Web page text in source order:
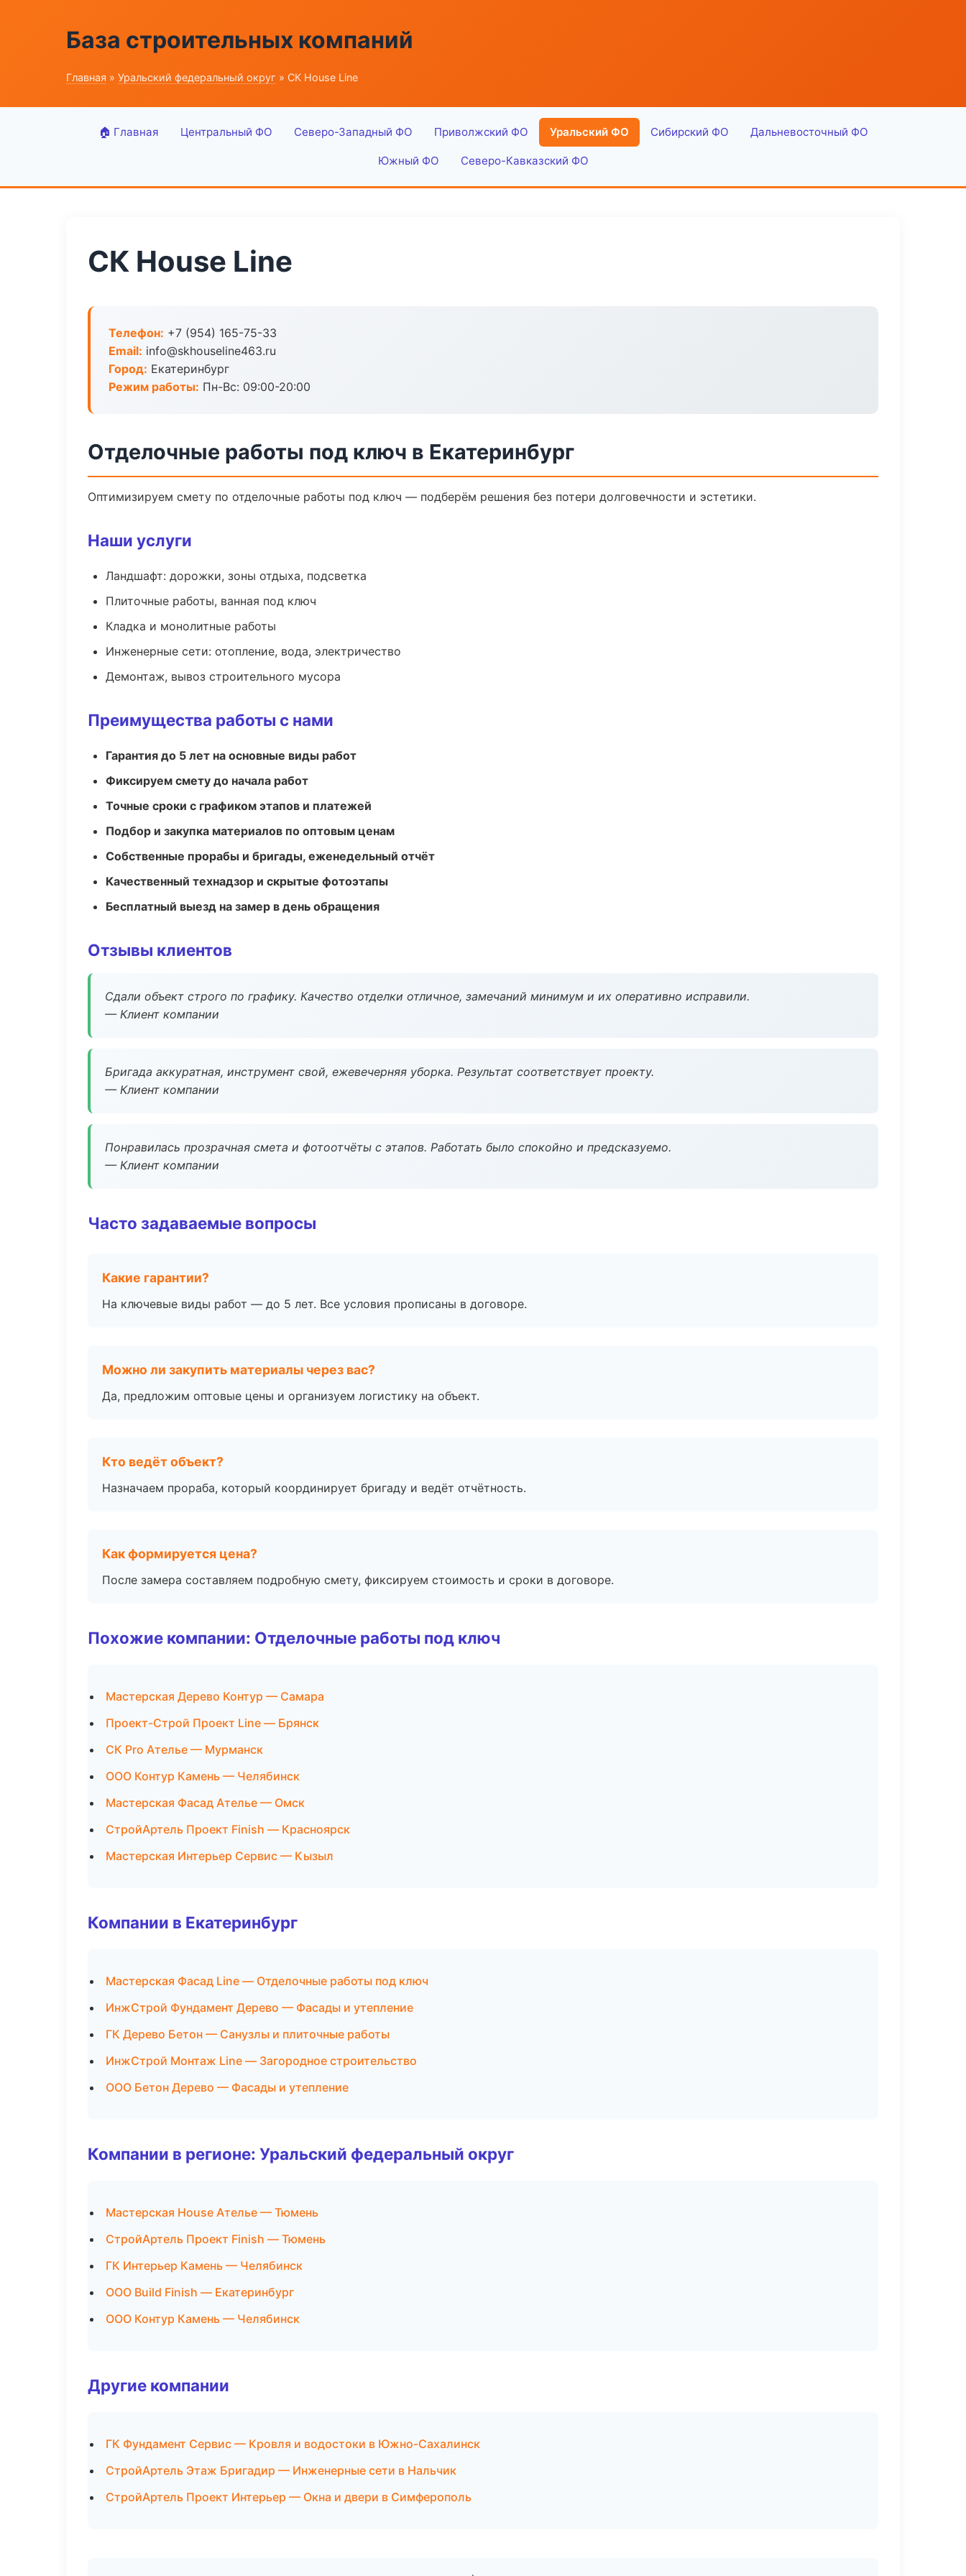
База строительных компаний
Главная » Уральский федеральный округ » СК House Line
🏠 Главная Центральный ФО Северо-Западный ФО Приволжский ФО Уральский ФО Сибирский ФО Дальневосточный ФО
Южный ФО Северо-Кавказский ФО
СК House Line
Телефон: +7 (954) 165-75-33
Email: info@skhouseline463.ru
Город: Екатеринбург
Режим работы: Пн-Вс: 09:00-20:00
Отделочные работы под ключ в Екатеринбург
Оптимизируем смету по отделочные работы под ключ — подберём решения без потери долговечности и эстетики.
Наши услуги
Ландшафт: дорожки, зоны отдыха, подсветка
Плиточные работы, ванная под ключ
Кладка и монолитные работы
Инженерные сети: отопление, вода, электричество
Демонтаж, вывоз строительного мусора
Преимущества работы с нами
Гарантия до 5 лет на основные виды работ
Фиксируем смету до начала работ
Точные сроки с графиком этапов и платежей
Подбор и закупка материалов по оптовым ценам
Собственные прорабы и бригады, еженедельный отчёт
Качественный технадзор и скрытые фотоэтапы
Бесплатный выезд на замер в день обращения
Отзывы клиентов
Сдали объект строго по графику. Качество отделки отличное, замечаний минимум и их оперативно исправили.
— Клиент компании
Бригада аккуратная, инструмент свой, ежевечерняя уборка. Результат соответствует проекту.
— Клиент компании
Понравилась прозрачная смета и фотоотчёты с этапов. Работать было спокойно и предсказуемо.
— Клиент компании
Часто задаваемые вопросы
Какие гарантии?
На ключевые виды работ — до 5 лет. Все условия прописаны в договоре.
Можно ли закупить материалы через вас?
Да, предложим оптовые цены и организуем логистику на объект.
Кто ведёт объект?
Назначаем прораба, который координирует бригаду и ведёт отчётность.
Как формируется цена?
После замера составляем подробную смету, фиксируем стоимость и сроки в договоре.
Похожие компании: Отделочные работы под ключ
Мастерская Дерево Контур — Самара
Проект-Строй Проект Line — Брянск
СК Pro Ателье — Мурманск
ООО Контур Камень — Челябинск
Мастерская Фасад Ателье — Омск
СтройАртель Проект Finish — Красноярск
Мастерская Интерьер Сервис — Кызыл
Компании в Екатеринбург
Мастерская Фасад Line — Отделочные работы под ключ
ИнжСтрой Фундамент Дерево — Фасады и утепление
ГК Дерево Бетон — Санузлы и плиточные работы
ИнжСтрой Монтаж Line — Загородное строительство
ООО Бетон Дерево — Фасады и утепление
Компании в регионе: Уральский федеральный округ
Мастерская House Ателье — Тюмень
СтройАртель Проект Finish — Тюмень
ГК Интерьер Камень — Челябинск
ООО Build Finish — Екатеринбург
ООО Контур Камень — Челябинск
Другие компании
ГК Фундамент Сервис — Кровля и водостоки в Южно-Сахалинск
СтройАртель Этаж Бригадир — Инженерные сети в Нальчик
СтройАртель Проект Интерьер — Окна и двери в Симферополь